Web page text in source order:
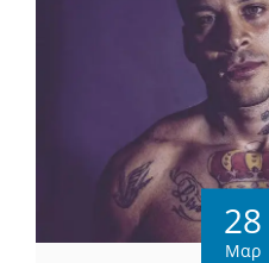
28
Μαρ